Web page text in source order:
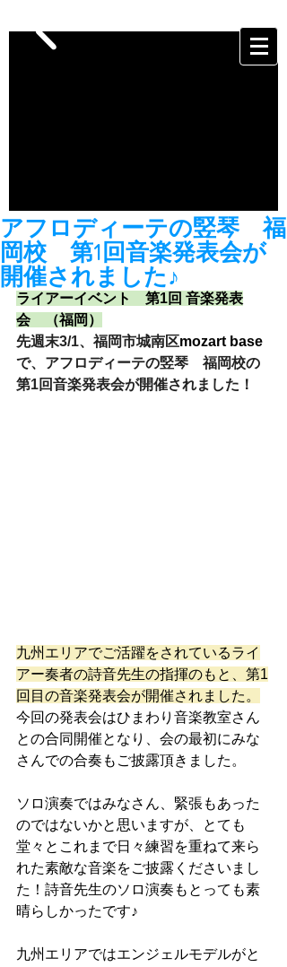
アフロディーテの竪琴 福
岡校 第1回音楽発表会が
開催されました♪
ライアーイベント　第1回 音楽発表
会　（福岡）
先週末3/1、福岡市城南区mozart base
で、アフロディーテの竪琴　福岡校の
第1回音楽発表会が開催されました！
九州エリアでご活躍をされているライ
アー奏者の詩音先生の指揮のもと、第1
回目の音楽発表会が開催されました。
今回の発表会はひまわり音楽教室さん
との合同開催となり、会の最初にみな
さんでの合奏もご披露頂きました。
ソロ演奏ではみなさん、緊張もあった
のではないかと思いますが、とても
堂々とこれまで日々練習を重ねて来ら
れた素敵な音楽をご披露くださいまし
た！詩音先生のソロ演奏もとっても素
晴らしかったです♪
九州エリアではエンジェルモデルがと